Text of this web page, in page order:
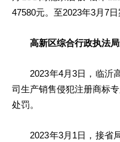
47580元。至2023年3月7
高新区综合行政执法局
2023年4月3日，临沂高
司生产销售侵犯注册商标
处罚。
2023年3月1日，接省局